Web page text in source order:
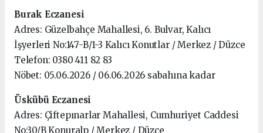
Burak Eczanesi
Adres: Güzelbahçe Mahallesi, 6. Bulvar, Kalıcı
İşyerleri No:147-B/1-3 Kalıcı Konutlar / Merkez / Düzce
Telefon: 0380 411 82 83
Nöbet: 05.06.2026 / 06.06.2026 sabahına kadar
Üskübü Eczanesi
Adres: Çiftepınarlar Mahallesi, Cumhuriyet Caddesi
No:30/B Konuralp / Merkez / Düzce